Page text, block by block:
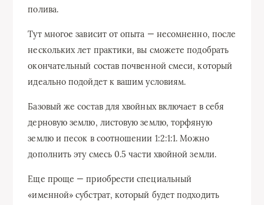
полива.
Тут многое зависит от опыта — несомненно, после
нескольких лет практики, вы сможете подобрать
окончательный состав почвенной смеси, который
идеально подойдет к вашим условиям.
Базовый же состав для хвойных включает в себя
дерновую землю, листовую землю, торфяную
землю и песок в соотношении 1:2:1:1. Можно
дополнить эту смесь 0.5 части хвойной земли.
Еще проще — приобрести специальный
«именной» субстрат, который будет подходить